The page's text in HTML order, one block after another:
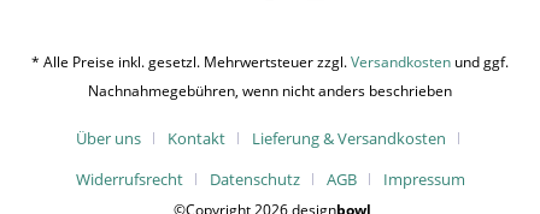
* Alle Preise inkl. gesetzl. Mehrwertsteuer zzgl.Versandkosten und ggf.
Nachnahmegebühren, wenn nicht anders beschrieben
Über uns Kontakt
Lieferung & Versandkosten
Widerrufsrecht
Datenschutz AGB Impressum